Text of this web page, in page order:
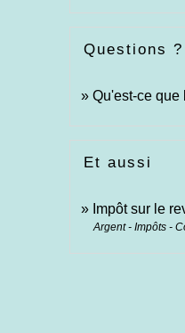
Questions
Qu'est-ce que
Et aussi
Impôt sur le
Argent - Impôts -